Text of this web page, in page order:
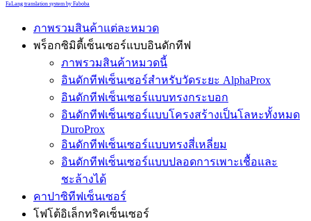
FaLang translation system by Faboba
ภาพรวมสินค้าแต่ละหมวด
พร็อกซิมิตี้เซ็นเซอร์แบบอินดักทีฟ
ภาพรวมสินค้าหมวดนี้
อินดักทีฟเซ็นเซอร์สำหรับวัดระยะ AlphaProx
อินดักทีฟเซ็นเซอร์แบบทรงกระบอก
อินดักทีฟเซ็นเซอร์แบบโครงสร้างเป็นโลหะทั้งหมด
DuroProx
อินดักทีฟเซ็นเซอร์แบบทรงสี่เหลี่ยม
อินดักทีฟเซ็นเซอร์แบบปลอดการเพาะเชื้อและ
ชะล้างได้
คาปาซิทีฟเซ็นเซอร์
โฟโต้อิเล็กทริคเซ็นเซอร์